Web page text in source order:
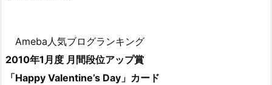
Ameba人気ブログランキング
2010年1月度 月間段位アップ賞
「Happy Valentine’s Day」カード